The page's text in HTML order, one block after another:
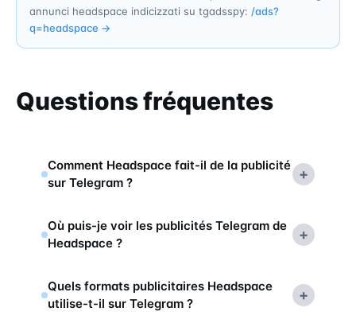
annunci headspace indicizzati su tgadsspy: /ads?
q=headspace →
Questions fréquentes
Comment Headspace fait-il de la publicité
sur Telegram ?
+
Où puis-je voir les publicités Telegram de
Headspace ?
+
Quels formats publicitaires Headspace
utilise-t-il sur Telegram ?
+